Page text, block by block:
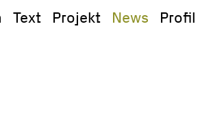
Text Projekt News Profil